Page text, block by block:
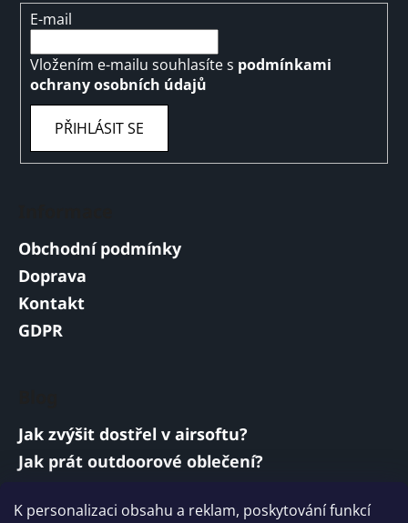
K personalizaci obsahu a reklam, poskytování funkcí
E-mail
Vložením e-mailu souhlasíte s podmínkami
ochrany osobních údajů
PŘIHLÁSIT SE
Obchodní podmínky
Doprava
Kontakt
GDPR
Jak zvýšit dostřel v airsoftu?
Jak prát outdoorové oblečení?
Vojenská a armádní sluchátka: co musí